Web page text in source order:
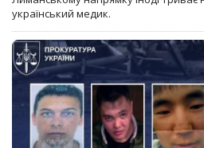
український медик.